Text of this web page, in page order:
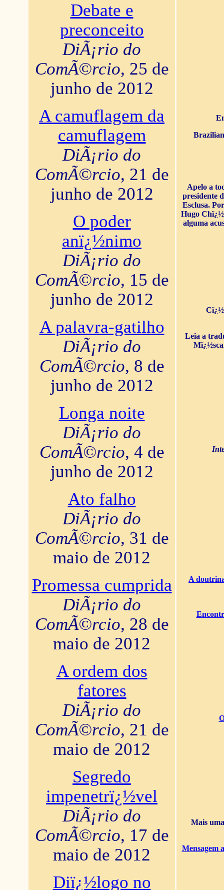
Debate e
preconceito
DiÃ¡rio do
ComÃ©rcio, 25 de
junho de 2012
A camuflagem da
camuflagem
DiÃ¡rio do
ComÃ©rcio, 21 de
junho de 2012
O poder
anï¿½nimo
DiÃ¡rio do
ComÃ©rcio, 15 de
junho de 2012
A palavra-gatilho
DiÃ¡rio do
ComÃ©rcio, 8 de
junho de 2012
Longa noite
DiÃ¡rio do
ComÃ©rcio, 4 de
junho de 2012
Ato falho
DiÃ¡rio do
ComÃ©rcio, 31 de
maio de 2012
Promessa cumprida
DiÃ¡rio do
ComÃ©rcio, 28 de
maio de 2012
A ordem dos
fatores
DiÃ¡rio do
ComÃ©rcio, 21 de
maio de 2012
Segredo
impenetrï¿½vel
DiÃ¡rio do
ComÃ©rcio, 17 de
maio de 2012
Diï¿½logo no
Apelo a
presidente
Esclusa.
Hugo
alguma
Leia a
A
Mais
Mensagem